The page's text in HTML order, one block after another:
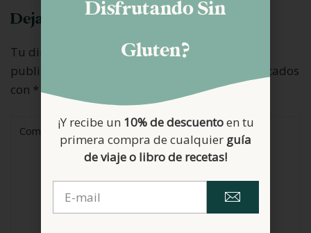
Deja una respuesta
Tu dirección de correo electrónico no será
publicada.
Los campos obligatorios están marcados
con *
Disfrutando Sin
Gluten?
¡Y recibe un 10% de descuentoen tu
primera compra de cualquier guía
de viaje o libro de recetas!